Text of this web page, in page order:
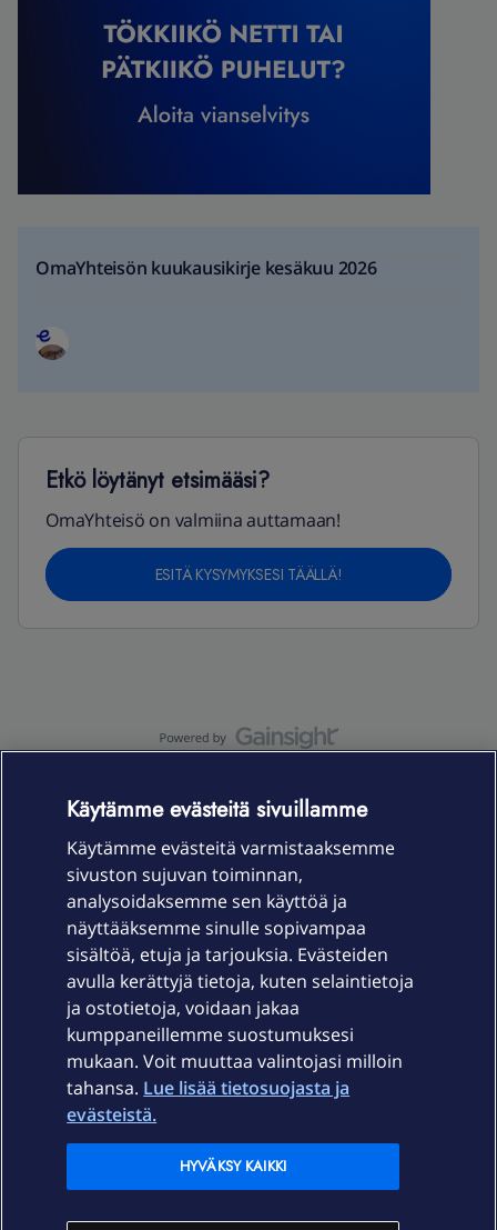
OmaYhteisön kuukausikirje kesäkuu 2026
Etkö löytänyt etsimääsi?
OmaYhteisö on valmiina auttamaan!
ESITÄ KYSYMYKSESI TÄÄLLÄ!
Laitteet & liittymät
Palvelut
Ajankohtaista
Elisa Oyj
In English
Käytämme evästeitä sivuillamme
Käytämme evästeitä varmistaaksemme
sivuston sujuvan toiminnan,
analysoidaksemme sen käyttöä ja
näyttääksemme sinulle sopivampaa
sisältöä, etuja ja tarjouksia. Evästeiden
avulla kerättyjä tietoja, kuten selaintietoja
ja ostotietoja, voidaan jakaa
kumppaneillemme suostumuksesi
mukaan. Voit muuttaa valintojasi milloin
tahansa. Lue lisää tietosuojasta ja
evästeistä.
HYVÄKSY KAIKKI